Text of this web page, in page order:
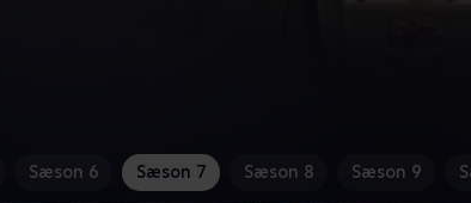
Sæson 6 Sæson 7 Sæson 8 Sæson 9